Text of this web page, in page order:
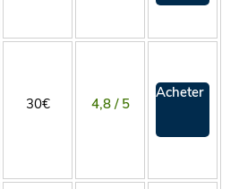
30€ 4,8 / 5
Acheter